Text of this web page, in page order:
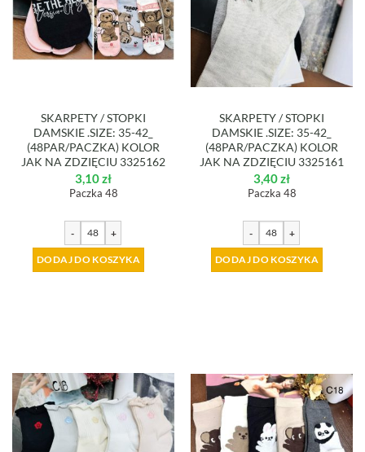
SKARPETY / STOPKI
DAMSKIE .SIZE: 35-42_
(48PAR/PACZKA) KOLOR
JAK NA ZDZIĘCIU 3325162
3,10zł
Paczka 48
- +
DODAJ DO KOSZYKA
SKARPETY / STOPKI
DAMSKIE .SIZE: 35-42_
(48PAR/PACZKA) KOLOR
JAK NA ZDZIĘCIU 3325161
3,40zł
Paczka 48
- +
DODAJ DO KOSZYKA